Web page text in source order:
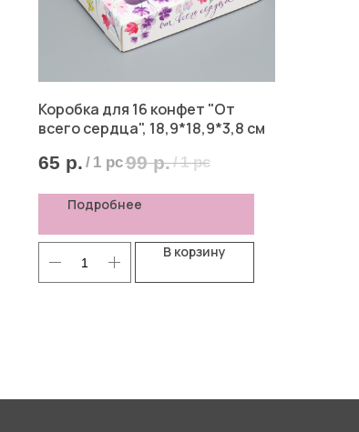
Коробка для 16 конфет "От
всего сердца", 18,9*18,9*3,8 см
65 р. / 1 pc99 р./1 pc
Подробнее
В корзину